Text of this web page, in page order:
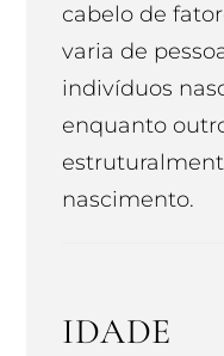
cabelo de
varia de
indivíduos
enquanto
nascimento.
IDADE